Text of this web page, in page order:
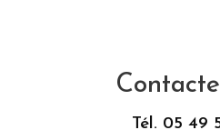
Tél. 05 49